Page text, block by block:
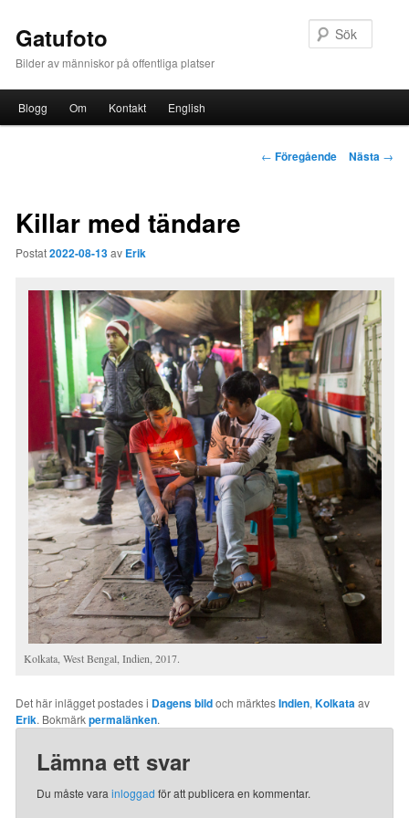
Gatufoto
Bilder av människor på offentliga platser
Hoppa till huvudinnehåll
Blogg Om Kontakt English
Inläggsnavigering
← Föregående Nästa →
Killar med tändare
Postat2022-08-13 av Erik
Kolkata, West Bengal, Indien, 2017.
Det här inlägget postades i Dagens bildoch märktesIndien,Kolkataav
Erik. Bokmärkpermalänken.
Lämna ett svar
Du måste vara inloggad för att publicera en kommentar.